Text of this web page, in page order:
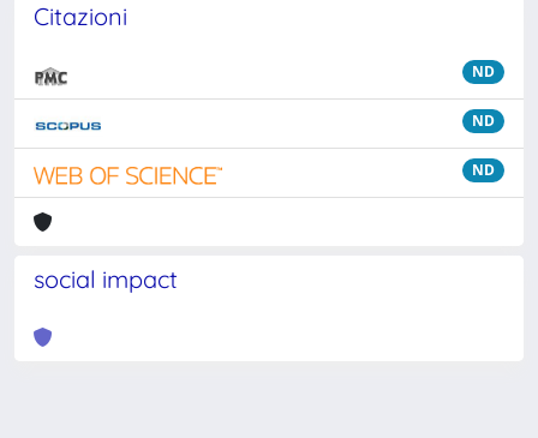
Citazioni
ND
ND
ND
social impact